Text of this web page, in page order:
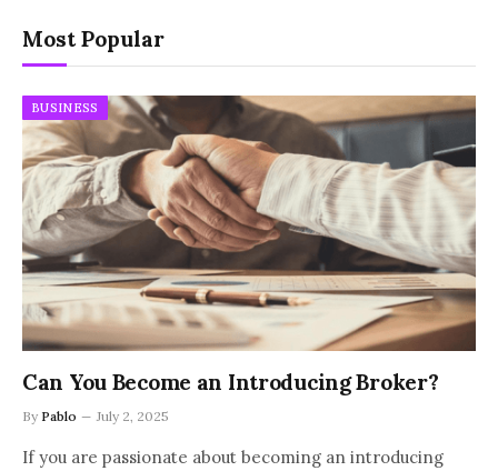
Most Popular
BUSINESS
Can You Become an Introducing Broker?
By Pablo July 2, 2025
If you are passionate about becoming an introducing